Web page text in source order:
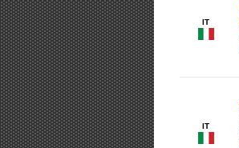
IT
IT